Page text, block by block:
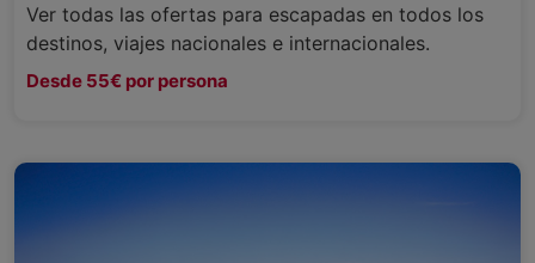
Ver todas las ofertas para escapadas en todos los
destinos, viajes nacionales e internacionales.
Desde 55€ por persona